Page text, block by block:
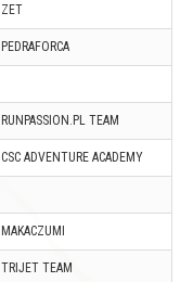
ZET
PEDRAFORCA
RUNPASSION.PL TEAM
CSC ADVENTURE ACADEMY
MAKACZUMI
TRIJET TEAM